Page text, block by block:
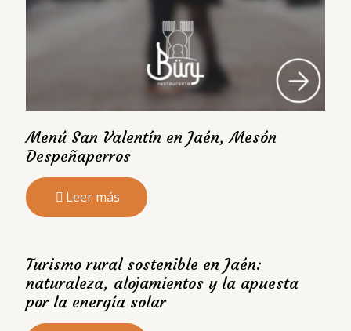
Menú San Valentín en Jaén, Mesón
Despeñaperros
Leer más
Turismo rural sostenible en Jaén:
naturaleza, alojamientos y la apuesta
por la energía solar